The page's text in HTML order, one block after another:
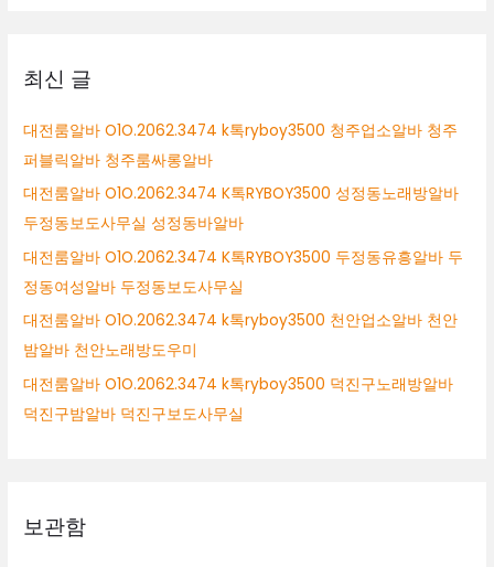
최신 글
대전룸알바 O1O.2062.3474 k톡ryboy3500 청주업소알바 청주
퍼블릭알바 청주룸싸롱알바
대전룸알바 O1O.2062.3474 K톡RYBOY3500 성정동노래방알바
두정동보도사무실 성정동바알바
대전룸알바 O1O.2062.3474 K톡RYBOY3500 두정동유흥알바 두
정동여성알바 두정동보도사무실
대전룸알바 O1O.2062.3474 k톡ryboy3500 천안업소알바 천안
밤알바 천안노래방도우미
대전룸알바 O1O.2062.3474 k톡ryboy3500 덕진구노래방알바
덕진구밤알바 덕진구보도사무실
보관함